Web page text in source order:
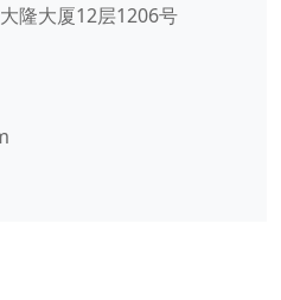
隆大厦12层1206号